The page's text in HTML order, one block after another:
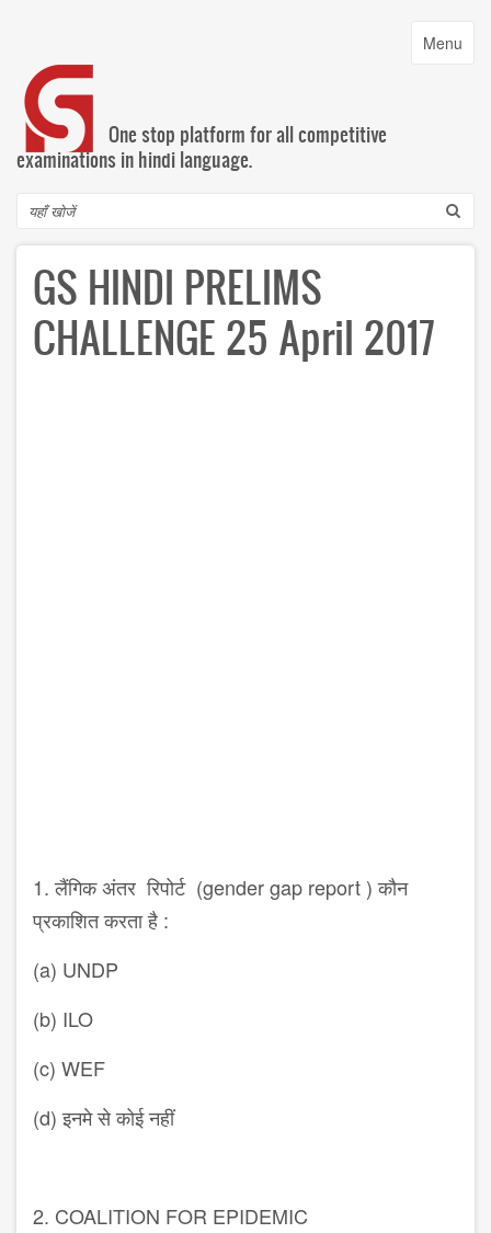
content
Toggle
Menu
One stop platform for all competitive
examinations in hindi language.
Search
GS HINDI PRELIMS
CHALLENGE 25 April 2017
1. लैंगिक अंतर रिपोर्ट (gender gap report ) कौन
प्रकाशित करता है :
(a) UNDP
(b) ILO
(c) WEF
(d) इनमे से कोई नहीं
2. COALITION FOR EPIDEMIC